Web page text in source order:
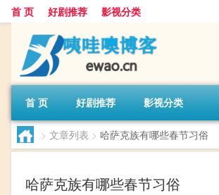
首 页 好剧推荐 影视分类
首 页 好剧推荐 影视分类
> 文章列表 > 哈萨克族有哪些春节习俗
哈萨克族有哪些春节习俗